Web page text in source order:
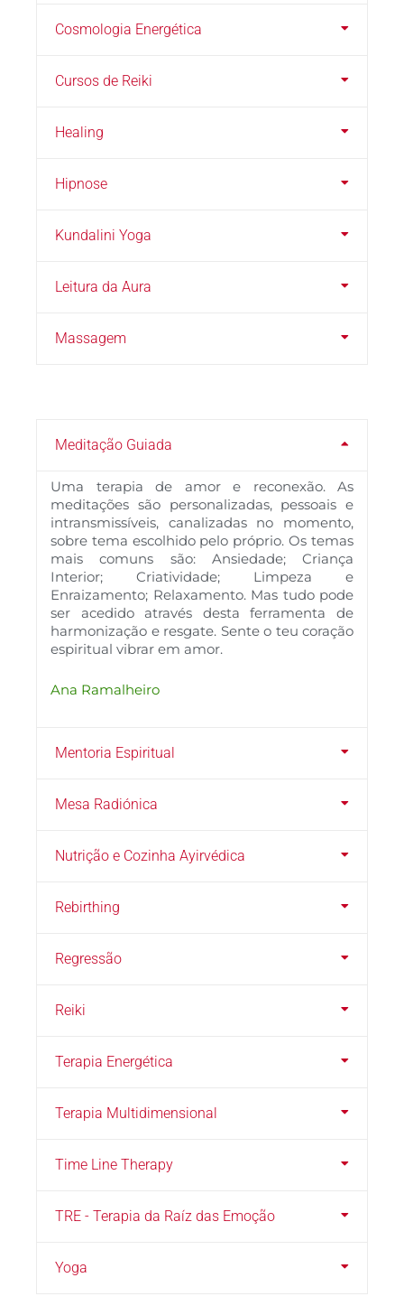
Cosmologia Energética
Cursos de Reiki
Healing
Hipnose
Kundalini Yoga
Leitura da Aura
Massagem
Meditação Guiada
Uma terapia de amor e reconexão. As
meditações são personalizadas, pessoais e
intransmissíveis, canalizadas no momento,
sobre tema escolhido pelo próprio. Os temas
mais comuns são: Ansiedade; Criança
Interior; Criatividade; Limpeza e
Enraizamento; Relaxamento. Mas tudo pode
ser acedido através desta ferramenta de
harmonização e resgate. Sente o teu coração
espiritual vibrar em amor.
Ana Ramalheiro
Mentoria Espiritual
Mesa Radiónica
Nutrição e Cozinha Ayirvédica
Rebirthing
Regressão
Reiki
Terapia Energética
Terapia Multidimensional
Time Line Therapy
TRE - Terapia da Raíz das Emoção
Yoga